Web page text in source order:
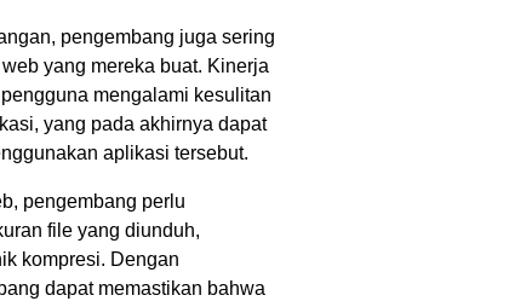
pengembang juga sering
yang mereka buat. Kinerja
mengalami kesulitan
yang pada akhirnya dapat
aplikasi tersebut.
pengembang perlu
file yang diunduh,
kompresi. Dengan
dapat memastikan bahwa